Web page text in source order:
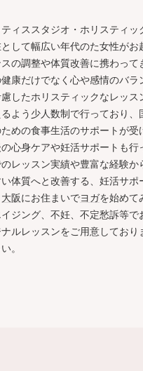
ィススタジオ・ホリスティッ
して幅広い年代のた女性がお
の調整や体質改善に携わって
康だけでなく心や感情のバラ
したホリスティックなレッス
よう少人数制で行っており、
めの食事生活のサポートが受
心身ケアや妊活サポートも行
レッスン実績や豊富な経験か
体質へと改善する、妊活サポ
大阪 にお住まいでヨガを始めて
ジング、不妊、不定愁訴等で
ルレッスンをご用意しており
。